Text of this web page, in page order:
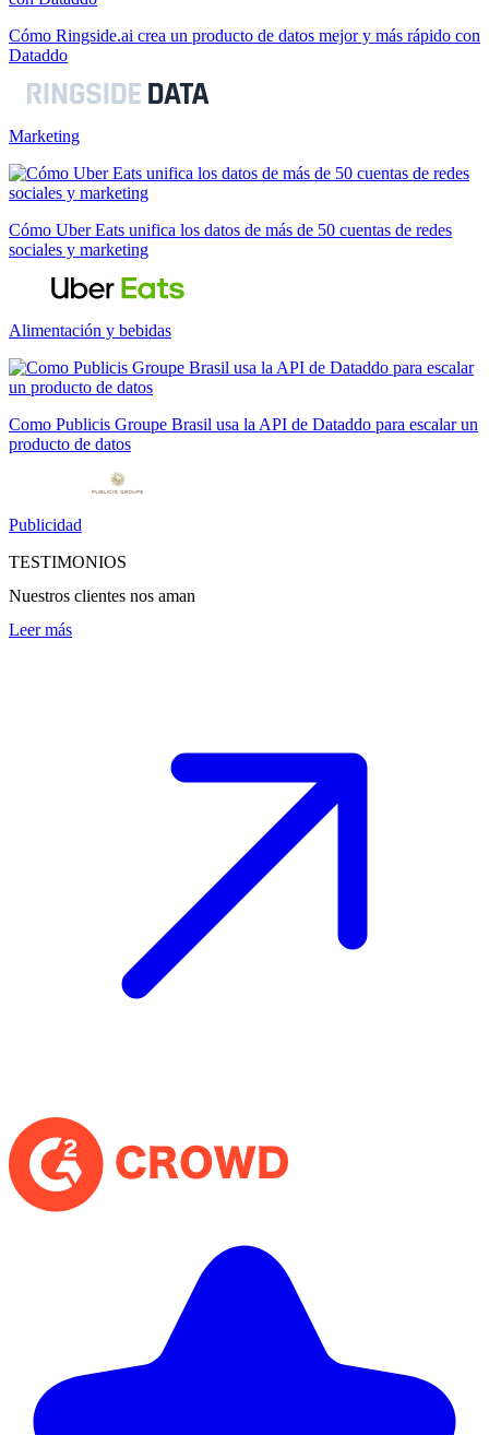
Cómo Ringside.ai crea un producto de datos mejor y más rápido con
Dataddo
Marketing
Cómo Uber Eats unifica los datos de más de 50 cuentas de redes
sociales y marketing
Alimentación y bebidas
Como Publicis Groupe Brasil usa la API de Dataddo para escalar un
producto de datos
Publicidad
TESTIMONIOS
Nuestros clientes nos aman
Leer más